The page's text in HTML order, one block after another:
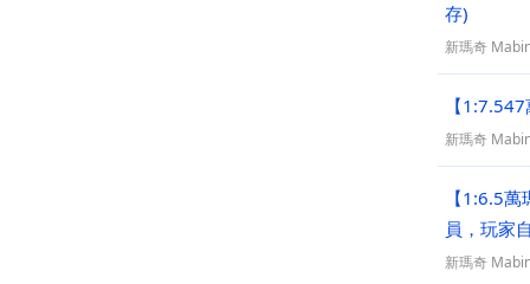
存)
新瑪奇
【
新瑪奇
【1:6.5
員，玩家
新瑪奇